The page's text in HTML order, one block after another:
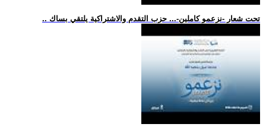
.. تحت شعار -نزعمو كاملين-... حزب التقدم والاشتراكية يلتقي بساك